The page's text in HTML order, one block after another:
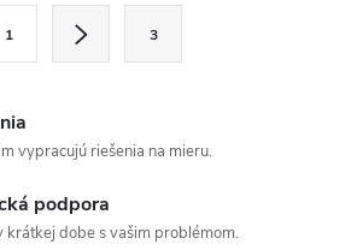
1 3
vypracujú riešenia na mieru.
podpora
krátkej dobe s vašim problémom.
Powered by chaterimo